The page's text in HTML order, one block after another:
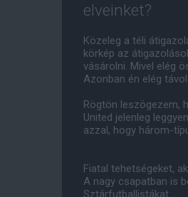
elveinket?
Közeleg a téli
körkép az
vásárolni. Mivel elég
Azonban én elég
Rögtön leszögezem,
United jelenleg
azzal, hogy három-
Fiatal tehetségeket,
A nagy csapatban is
Sztárfutballistákat